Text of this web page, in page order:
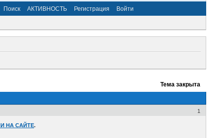
Поиск АКТИВНОСТЬ Регистрация Войти
Тема закрыта
1
НА САЙТЕ.